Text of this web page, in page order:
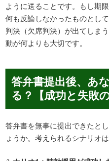
ように送ることです。もし期
何も反論しなかったものとし
判決（欠席判決）が出てしま
動が何よりも大切です。
答弁書提出後、あ
る？【成功と失敗
答弁書を無事に提出できたと
ょうか。考えられるシナリオ